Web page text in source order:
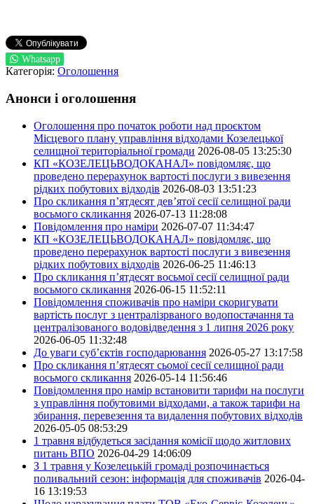
Whatsapp
Категорія: Оголошення
Анонси і оголошення
Оголошення про початок роботи над проєктом
Місцевого плану управління відходами Козелецької
селищної територіальної громади 2026-08-05 13:25:30
КП «КОЗЕЛЕЦЬВОДОКАНАЛ» повідомляє, що
проведено перерахунок вартості послуги з вивезення
рідких побутових відходів 2026-08-03 13:51:23
Про скликання п’ятдесят дев’ятої сесії селищної ради
восьмого скликання 2026-07-13 11:28:08
Повідомлення про наміри 2026-07-07 11:34:47
КП «КОЗЕЛЕЦЬВОДОКАНАЛ» повідомляє, що
проведено перерахунок вартості послуги з вивезення
рідких побутових відходів 2026-06-25 11:46:13
Про скликання п’ятдесят восьмої сесії селищної ради
восьмого скликання 2026-06-15 11:52:11
Повідомлення споживачів про наміри скоригувати
вартість послуг з централізрваного водопостачання та
централізованого водовідведення з 1 липня 2026 року
2026-06-05 11:32:48
До уваги суб’єктів господарювання 2026-05-27 13:17:58
Про скликання п’ятдесят сьомої сесії селищної ради
восьмого скликання 2026-05-14 11:56:46
Повідомлення про намір встановити тарифи на послуги
з управління побутовими відходами, а також тарифи на
збирання, перевезення та видалення побутових відходів
2026-05-05 08:53:29
1 травня відбудеться засідання комісії щодо житлових
питань ВПО 2026-04-29 14:06:09
З 1 травня у Козелецькій громаді розпочинається
поливальний сезон: інформація для споживачів 2026-04-
16 13:19:53